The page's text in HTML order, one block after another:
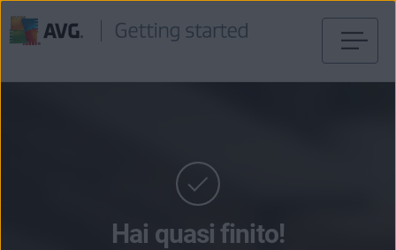
Hai quasi finito!